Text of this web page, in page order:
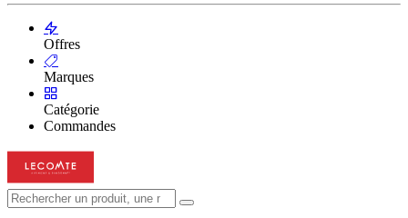
Offres
Marques
Catégorie
Commandes